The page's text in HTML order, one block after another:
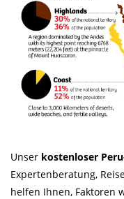
Unser kostenloser
Expertenberatung,
helfen Ihnen, Faktoren